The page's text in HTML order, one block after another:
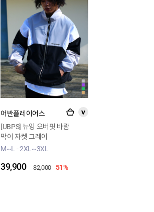
어반플레이어스
[UBPS] 뉴잉 오버핏 바람
막이 자켓 그레이
M~L - 2XL~3XL
>
39,900 82,000 51%